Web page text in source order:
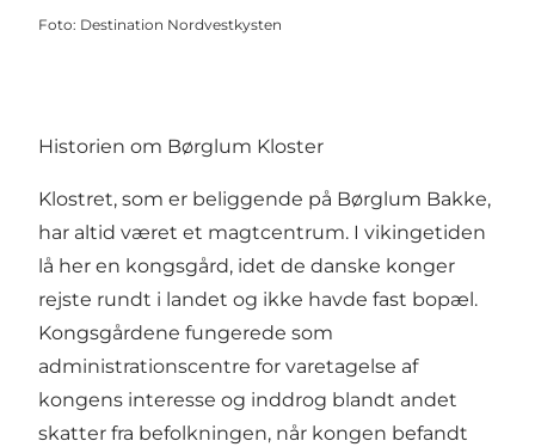
Foto: Destination Nordvestkysten
Historien om Børglum Kloster
Klostret, som er beliggende på Børglum Bakke,
har altid været et magtcentrum. I vikingetiden
lå her en kongsgård, idet de danske konger
rejste rundt i landet og ikke havde fast bopæl.
Kongsgårdene fungerede som
administrationscentre for varetagelse af
kongens interesse og inddrog blandt andet
skatter fra befolkningen, når kongen befandt